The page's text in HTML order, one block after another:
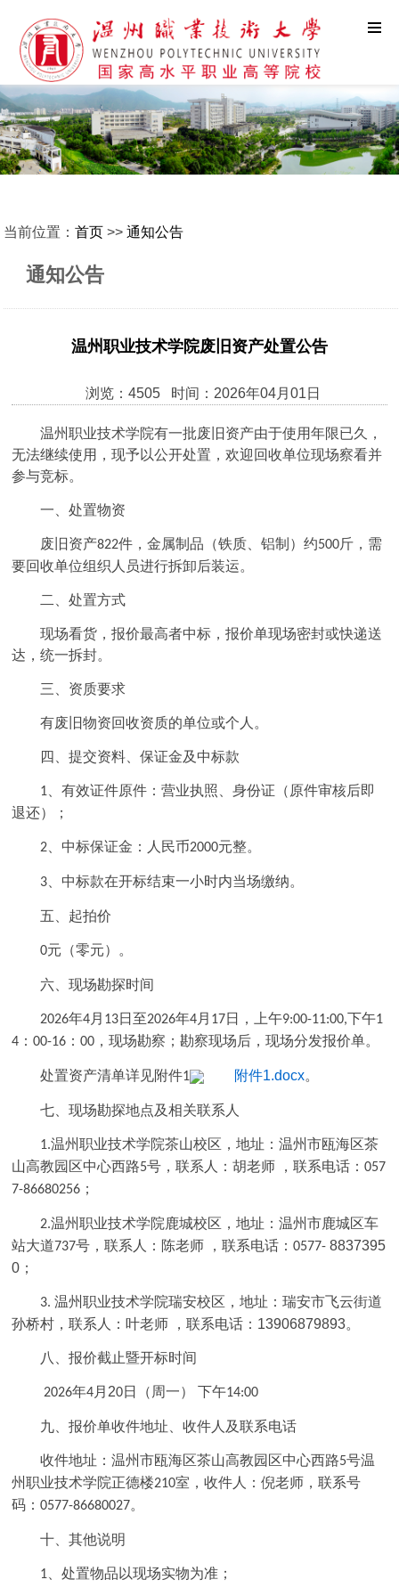
当前位置：首页 >>通知公告
通知公告
温州职业技术学院废旧资产处置公告
浏览：4505 时间：2026年04月01日
温州职业技术学院有一批废旧资产由于使用年限已久，
无法继续使用，现予以公开处置，欢迎回收单位现场察看并
参与竞标。
一、处置物资
废旧资产822件，金属制品（铁质、铝制）约500斤，需
要回收单位组织人员进行拆卸后装运。
二、处置方式
现场看货，报价最高者中标，报价单现场密封或快递送
达，统一拆封。
三、资质要求
有废旧物资回收资质的单位或个人。
四、提交资料、保证金及中标款
1 、有效证件原件：营业执照、身份证（原件审核后即
退还）；
2 、中标保证金：人民币2000元整。
3 、中标款在开标结束一小时内当场缴纳。
五、起拍价
0元（零元）。
六、现场勘探时间
2026年4月 13日至2026年4月 17日，上午9:00-11:00,下午1
4 ：00-16 ：00 ，现场勘察；勘察现场后，现场分发报价单。
处置资产清单详见附件1 附件1.docx。
七、现场勘探地点及相关联系人
1.温州职业技术学院茶山校区，地址：温州市瓯海区茶
山高教园区中心西路5号，联系人：胡老师 ，联系电话：057
7-86680256 ；
2.温州职业技术学院鹿城校区 ，地址：温州市鹿城区车
站大道737号，联系人：陈老师 ，联系电话：0577- 8837395
0 ；
3.温州职业技术学院瑞安校区，地址：瑞安市飞云街道
孙桥村，联系人：叶老师 ，联系电话： 13906879893。
八、报价截止暨开标时间
2026年4月 20日（周一） 下午14:00
九、报价单收件地址、收件人及联系电话
收件地址：温州市瓯海区茶山高教园区中心西路5号温
州职业技术学院正德楼210室，收件人：倪老师，联系号
码：0577-86680027。
十、其他说明
1 、处置物品以现场实物为准；